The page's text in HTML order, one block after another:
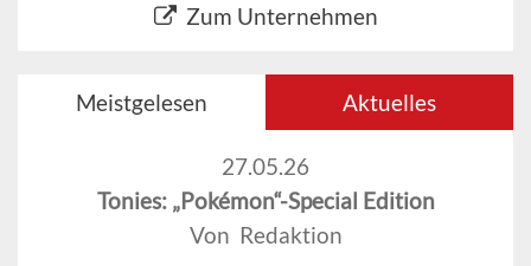
Zum Unternehmen
Meistgelesen Aktuelles
27.05.26
Tonies: „Pokémon“-Special Edition
Von Redaktion